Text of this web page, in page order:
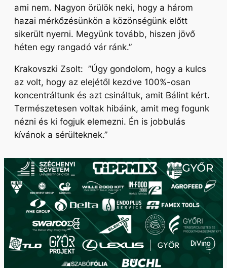
ami nem. Nagyon örülök neki, hogy a három
hazai mérkőzésünkön a közönségünk előtt
sikerült nyerni. Megyünk tovább, hiszen jövő
héten egy rangadó vár ránk.”
Krakovszki Zsolt: ”Úgy gondolom, hogy a kulcs
az volt, hogy az elejétől kezdve 100%-osan
koncentráltunk és azt csináltuk, amit Bálint kért.
Természetesen voltak hibáink, amit meg fogunk
nézni és ki fogjuk elemezni. Én is jobbulás
kívánok a sérülteknek.”